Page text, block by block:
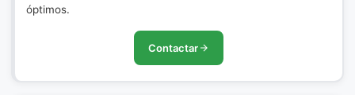
óptimos.
Contactar